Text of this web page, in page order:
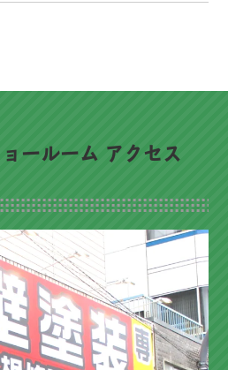
ールーム アクセス